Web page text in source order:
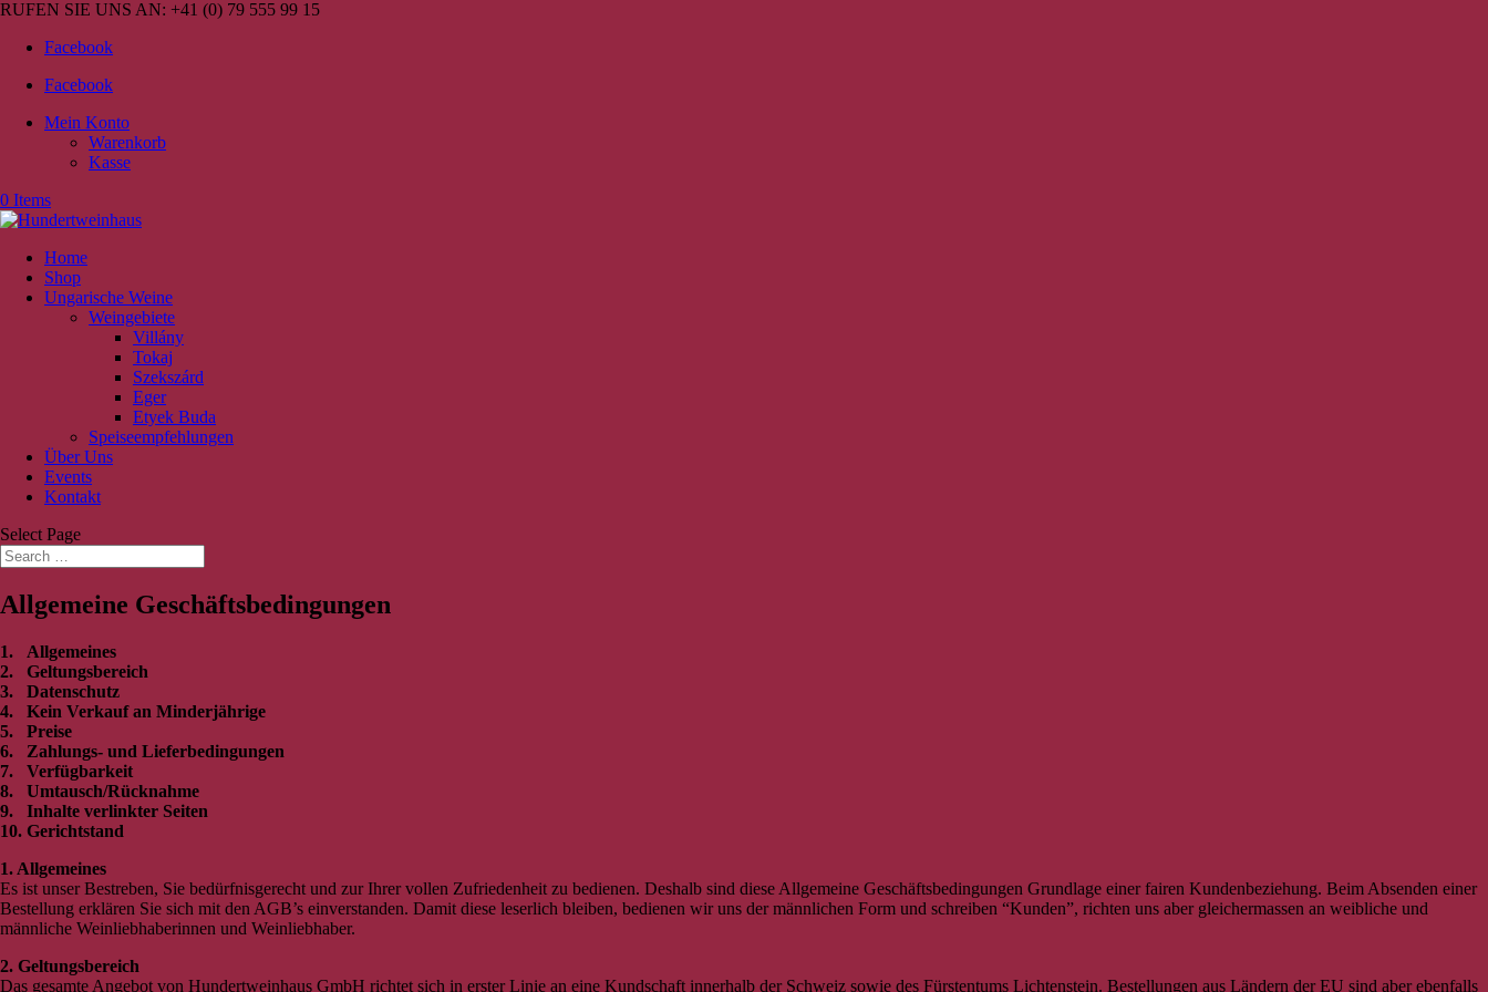
RUFEN SIE UNS AN: +41 (0) 79 555 99 15
Facebook
Facebook
Mein Konto
Warenkorb
Kasse
0 Items
Home
Shop
Ungarische Weine
Weingebiete
Villány
Tokaj
Szekszárd
Eger
Etyek Buda
Speiseempfehlungen
Über Uns
Events
Kontakt
Select Page
Allgemeine Geschäftsbedingungen
1. Allgemeines
2. Geltungsbereich
3. Datenschutz
4. Kein Verkauf an Minderjährige
5. Preise
6. Zahlungs- und Lieferbedingungen
7. Verfügbarkeit
8. Umtausch/Rücknahme
9. Inhalte verlinkter Seiten
10. Gerichtstand
1. Allgemeines
Es ist unser Bestreben, Sie bedürfnisgerecht und zur Ihrer vollen Zufriedenheit zu bedienen. Deshalb sind diese Allgemeine Geschäftsbedingungen Grundlage einer fairen Kundenbeziehung. Beim Absenden einer
Bestellung erklären Sie sich mit den AGB’s einverstanden. Damit diese leserlich bleiben, bedienen wir uns der männlichen Form und schreiben “Kunden”, richten uns aber gleichermassen an weibliche und
männliche Weinliebhaberinnen und Weinliebhaber.
2. Geltungsbereich
Das gesamte Angebot von Hundertweinhaus GmbH richtet sich in erster Linie an eine Kundschaft innerhalb der Schweiz sowie des Fürstentums Lichtenstein. Bestellungen aus Ländern der EU sind aber ebenfalls